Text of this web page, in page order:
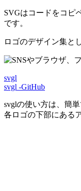
SVGはコードをコピ
です。
ロゴのデザイン集と
svgl
svgl -GitHub
svglの使い方は、簡単
各ロゴの下部にある